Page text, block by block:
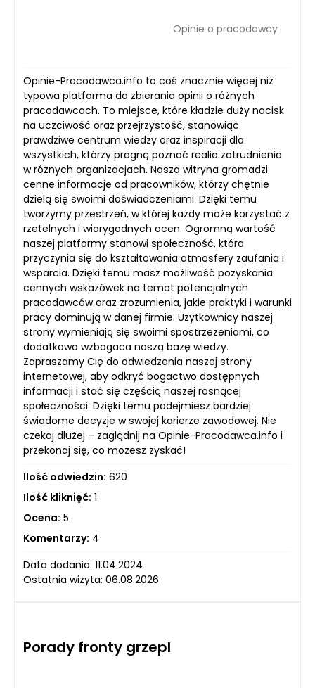
Opinie o pracodawcy
Opinie-Pracodawca.info to coś znacznie więcej niż
typowa platforma do zbierania opinii o różnych
pracodawcach. To miejsce, które kładzie duży nacisk
na uczciwość oraz przejrzystość, stanowiąc
prawdziwe centrum wiedzy oraz inspiracji dla
wszystkich, którzy pragną poznać realia zatrudnienia
w różnych organizacjach. Nasza witryna gromadzi
cenne informacje od pracowników, którzy chętnie
dzielą się swoimi doświadczeniami. Dzięki temu
tworzymy przestrzeń, w której każdy może korzystać z
rzetelnych i wiarygodnych ocen. Ogromną wartość
naszej platformy stanowi społeczność, która
przyczynia się do kształtowania atmosfery zaufania i
wsparcia. Dzięki temu masz możliwość pozyskania
cennych wskazówek na temat potencjalnych
pracodawców oraz zrozumienia, jakie praktyki i warunki
pracy dominują w danej firmie. Użytkownicy naszej
strony wymieniają się swoimi spostrzeżeniami, co
dodatkowo wzbogaca naszą bazę wiedzy.
Zapraszamy Cię do odwiedzenia naszej strony
internetowej, aby odkryć bogactwo dostępnych
informacji i stać się częścią naszej rosnącej
społeczności. Dzięki temu podejmiesz bardziej
świadome decyzje w swojej karierze zawodowej. Nie
czekaj dłużej – zaglądnij na Opinie-Pracodawca.info i
przekonaj się, co możesz zyskać!
Ilość odwiedzin: 620
Ilość kliknięć: 1
Ocena: 5
Komentarzy: 4
Data dodania: 11.04.2024
Ostatnia wizyta: 06.08.2026
Porady fronty grzepl